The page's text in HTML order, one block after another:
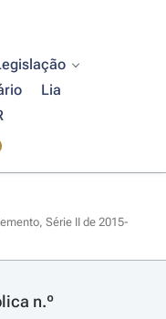
Lia
Série II de 2015-
n.º